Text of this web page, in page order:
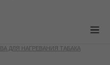
ДЛЯ НАГРЕВАНИЯ ТАБАКА